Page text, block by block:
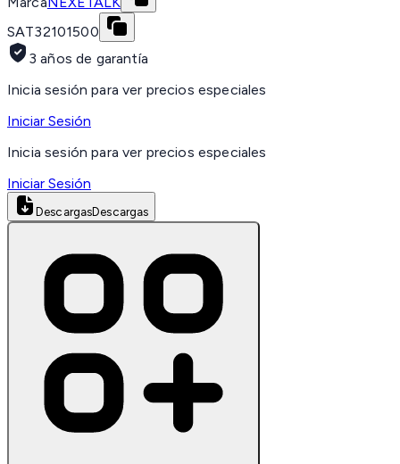
SAT32101500
3 años de garantía
Inicia sesión para ver precios especiales
Iniciar Sesión
Inicia sesión para ver precios especiales
Iniciar Sesión
DescargasDescargas